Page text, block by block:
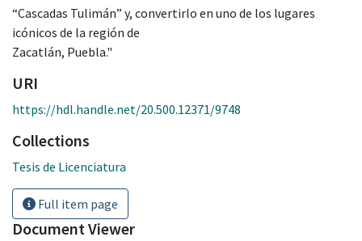
“Cascadas Tulimán” y, convertirlo en uno de los lugares
icónicos de la región de
Zacatlán, Puebla."
URI
https://hdl.handle.net/20.500.12371/9748
Collections
Tesis de Licenciatura
Full item page
Document Viewer